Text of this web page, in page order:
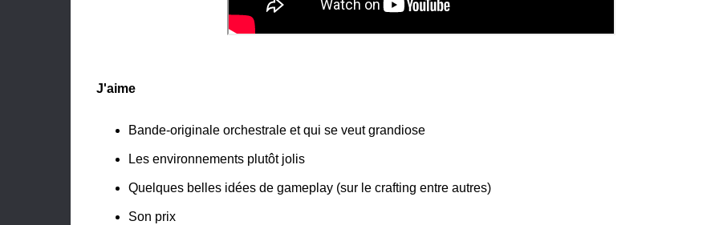
J'aime
Bande-originale orchestrale et qui se veut grandiose
Les environnements plutôt jolis
Quelques belles idées de gameplay (sur le crafting entre autres)
Son prix